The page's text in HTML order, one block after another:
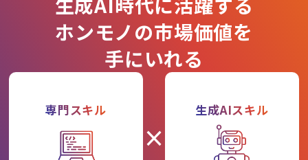
ホンモノの市場価値を
手にいれる
専門スキル
×
生成AIスキル